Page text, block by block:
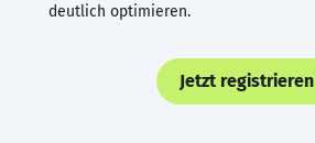
deutlich optimieren.
Jetzt registrieren